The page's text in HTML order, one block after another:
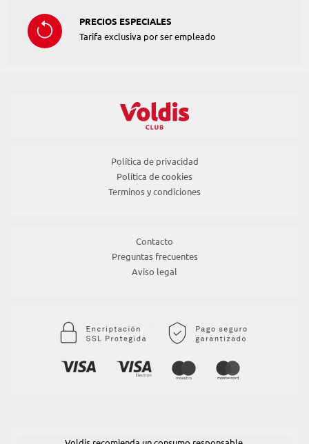
PRECIOS ESPECIALES
Tarifa exclusiva por ser empleado
Política de privacidad
Política de cookies
Terminos y condiciones
Contacto
Preguntas frecuentes
Aviso legal